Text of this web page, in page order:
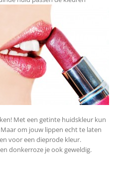
Met een getinte huidskleur kun
om jouw lippen echt te laten
voor een dieprode kleur.
donkerroze je ook geweldig.